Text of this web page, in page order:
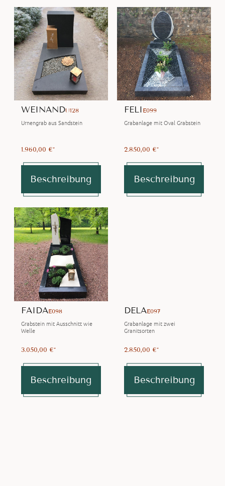
WEINANDU128
Urnengrab aus Sandstein
1.960,00 €*
Beschreibung
FELI E099
Grabanlage mit Oval Grabstein
2.850,00 €*
Beschreibung
FAIDAE098
Grabstein mit Ausschnitt wie
Welle
3.050,00 €*
Beschreibung
DELAE097
Grabanlage mit zwei
Granitsorten
2.850,00 €*
Beschreibung